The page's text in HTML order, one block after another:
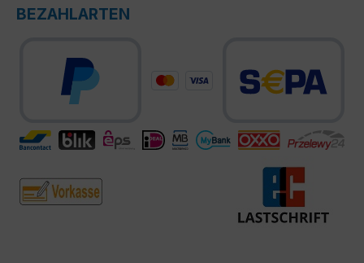
BEZAHLARTEN